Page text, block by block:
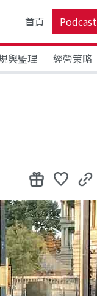
首頁 Podcast
與監理 經營策略